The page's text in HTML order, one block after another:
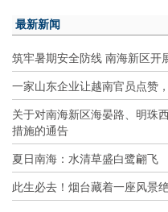
最新新闻
筑牢暑期安全防线 南海新区开
一家山东企业让越南官员点赞
关于对南海新区海晏路、明珠
措施的通告
夏日南海：水清草盛白鹭翩飞
此生必去！烟台藏着一座风景